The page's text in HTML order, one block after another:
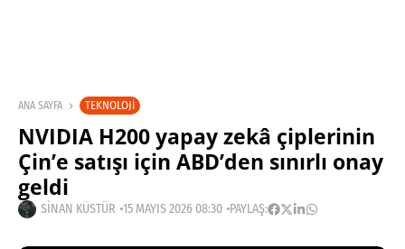
ANA SAYFA TEKNOLOJI
NVIDIA H200 yapay zekâ çiplerinin
Çin’e satışı için ABD’den sınırlı onay
geldi
SINAN KÜSTÜR 15 MAYIS 2026 08:30 PAYLAŞ: